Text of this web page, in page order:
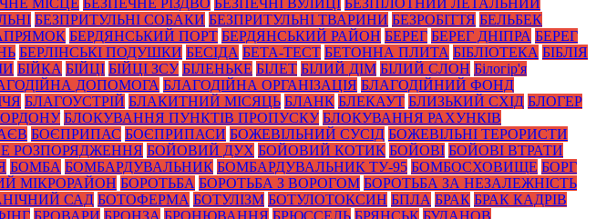
БЕЗПРИТУЛЬНІ СОБАКИ БЕЗПРИТУЛЬНІ ТВАРИНИ БЕЗРОБІТТЯ БЕЛЬБЕК
БЕРДЯНСЬКИЙ ПОРТ БЕРДЯНСЬКИЙ РАЙОН БЕРЕГ БЕРЕГ ДНІПРА БЕРЕГ
БЕРЛІНСЬКІ ПОДУШКИ БЕСІДА БЕТА-ТЕСТ БЕТОННА ПЛИТА БІБЛІОТЕКА БІБЛІЯ
БІЙКА БІЙЦІ БІЙЦІ ЗСУ БІЛЕНЬКЕ БІЛЕТ БІЛИЙ ДІМ БІЛИЙ СЛОН Білогір'я
ДОПОМОГА БЛАГОДІЙНА ОРГАНІЗАЦІЯ БЛАГОДІЙНИЙ ФОНД
БЛАГОУСТРІЙ БЛАКИТНИЙ МІСЯЦЬ БЛАНК БЛЕКАУТ БЛИЗЬКИЙ СХІД БЛОГЕР
БЛОКУВАННЯ ПУНКТІВ ПРОПУСКУ БЛОКУВАННЯ РАХУНКІВ
БОЄПРИПАС БОЄПРИПАСИ БОЖЕВІЛЬНИЙ СУСІД БОЖЕВІЛЬНІ ТЕРОРИСТИ
РОЗПОРЯДЖЕННЯ БОЙОВИЙ ДУХ БОЙОВИЙ КОТИК БОЙОВІ БОЙОВІ ВТРАТИ
БОМБА БОМБАРДУВАЛЬНИК БОМБАРДУВАЛЬНИК ТУ-95 БОМБОСХОВИЩЕ БОРГ
МІКРОРАЙОН БОРОТЬБА БОРОТЬБА З ВОРОГОМ БОРОТЬБА ЗА НЕЗАЛЕЖНІСТЬ
САД БОТОФЕРМА БОТУЛІЗМ БОТУЛОТОКСИН БПЛА БРАК БРАК КАДРІВ
БРОВАРИ БРОНЗА БРОНЮВАННЯ БРЮССЕЛЬ БРЯНСЬК БУДАНОВ